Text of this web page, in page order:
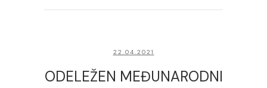
22.04.2021
ODELEŽEN MEĐUNARODNI